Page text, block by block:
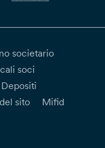
societario
soci
sito
Mifid